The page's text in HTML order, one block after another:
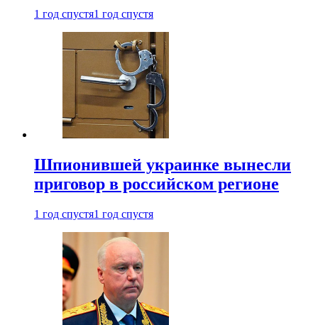
1 год спустя1 год спустя
Шпионившей украинке вынесли
приговор в российском регионе
1 год спустя1 год спустя